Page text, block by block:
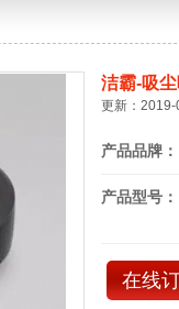
洁霸-吸
更新：
产品品牌：
产品型号：
在线